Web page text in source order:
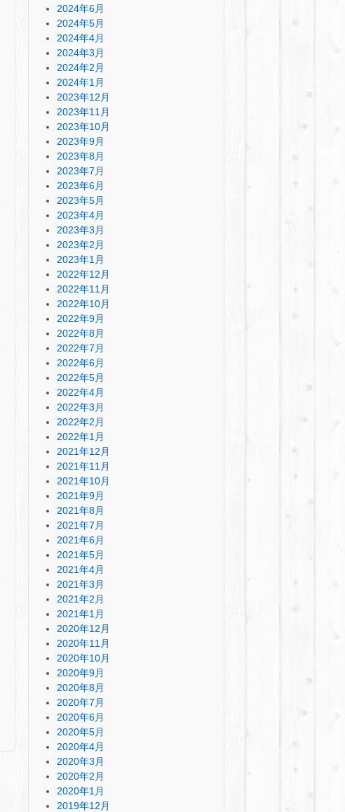
2024年6月
2024年5月
2024年4月
2024年3月
2024年2月
2024年1月
2023年12月
2023年11月
2023年10月
2023年9月
2023年8月
2023年7月
2023年6月
2023年5月
2023年4月
2023年3月
2023年2月
2023年1月
2022年12月
2022年11月
2022年10月
2022年9月
2022年8月
2022年7月
2022年6月
2022年5月
2022年4月
2022年3月
2022年2月
2022年1月
2021年12月
2021年11月
2021年10月
2021年9月
2021年8月
2021年7月
2021年6月
2021年5月
2021年4月
2021年3月
2021年2月
2021年1月
2020年12月
2020年11月
2020年10月
2020年9月
2020年8月
2020年7月
2020年6月
2020年5月
2020年4月
2020年3月
2020年2月
2020年1月
2019年12月